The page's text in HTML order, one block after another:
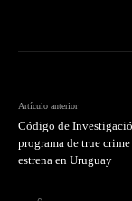
Artículo anterior
Código de
programa de true
estrena en Uruguay